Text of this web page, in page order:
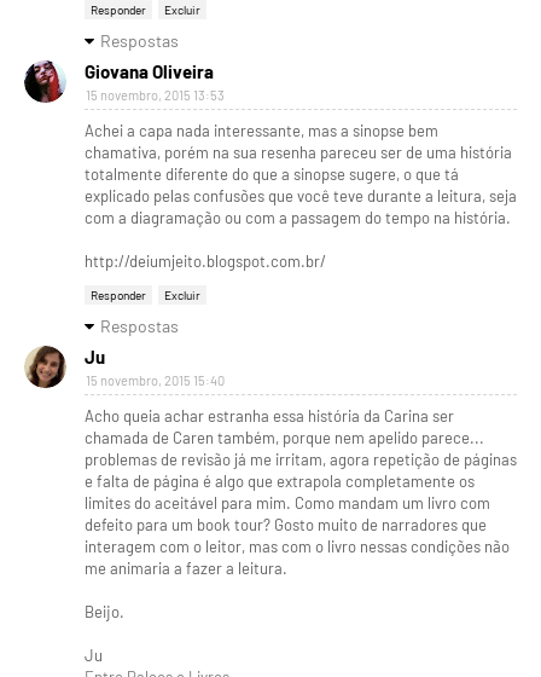
Responder Excluir
Respostas
Giovana Oliveira
15 novembro, 2015 13:53
Achei a capa nada interessante, mas a sinopse bem
chamativa, porém na sua resenha pareceu ser de uma história
totalmente diferente do que a sinopse sugere, o que tá
explicado pelas confusões que você teve durante a leitura, seja
com a diagramação ou com a passagem do tempo na história.
http://deiumjeito.blogspot.com.br/
Responder Excluir
Respostas
Ju
15 novembro, 2015 15:40
Acho queia achar estranha essa história da Carina ser
chamada de Caren também, porque nem apelido parece...
problemas de revisão já me irritam, agora repetição de páginas
e falta de página é algo que extrapola completamente os
limites do aceitável para mim. Como mandam um livro com
defeito para um book tour? Gosto muito de narradores que
interagem com o leitor, mas com o livro nessas condições não
me animaria a fazer a leitura.
Beijo.
Ju